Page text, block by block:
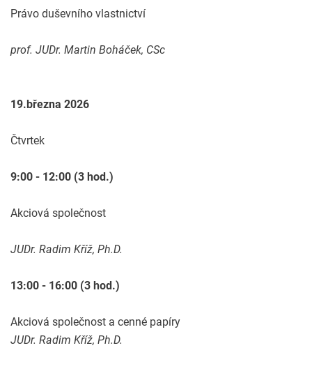
Právo duševního vlastnictví
prof. JUDr. Martin Boháček, CSc
19.března 2026
Čtvrtek
9:00 - 12:00 (3 hod.)
Akciová společnost
JUDr. Radim Kříž, Ph.D.
13:00 - 16:00 (3 hod.)
Akciová společnost a cenné papíry
JUDr. Radim Kříž, Ph.D.